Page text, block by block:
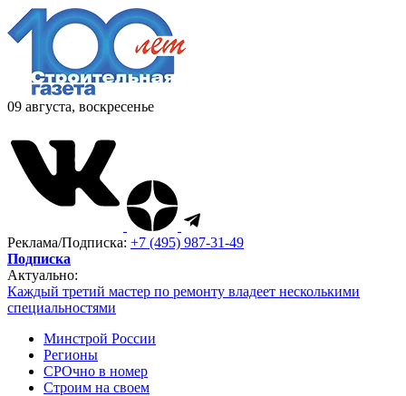
09 августа, воскресенье
Реклама/Подписка: +7 (495) 987-31-49
Подписка
Актуально:
Каждый третий мастер по ремонту владеет несколькими
специальностями
Минстрой России
Регионы
СРОчно в номер
Строим на своем